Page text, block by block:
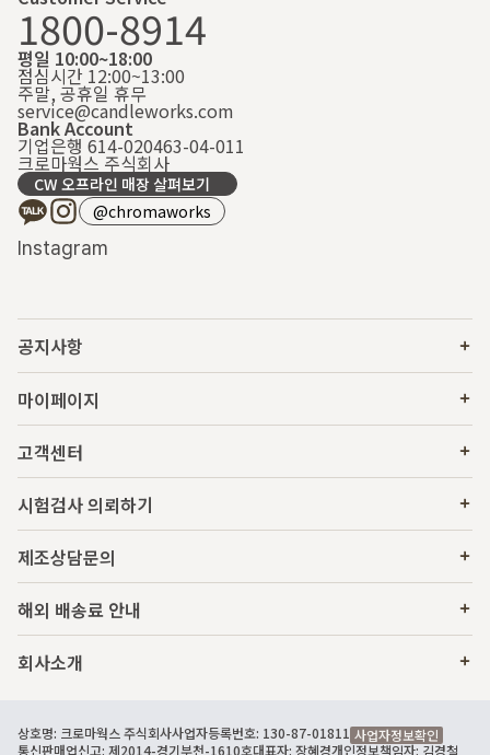
1800-8914
평일 10:00~18:00
점심시간 12:00~13:00
주말, 공휴일 휴무
service@candleworks.com
Bank Account
기업은행 614-020463-04-011
크로마웍스 주식회사
CW 오프라인 매장 살펴보기
@chromaworks
Instagram
공지사항
마이페이지
고객센터
시험검사 의뢰하기
제조상담문의
해외 배송료 안내
회사소개
상호명: 크로마웍스 주식회사사업자등록번호: 130-87-01811 사업자정보확인
통신판매업신고: 제2014-경기부천-1610호대표자: 장혜경개인정보책임자: 김경철